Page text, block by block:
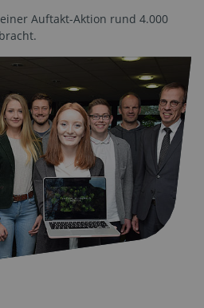
Auftakt-Aktion rund 4.000